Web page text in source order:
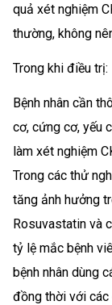
quả xét nghiệm
thường, không
Trong khi điều trị:
Bệnh nhân cần
cơ, cứng cơ, yếu
làm xét nghiệm
Trong các thử
tăng ảnh hưởng
Rosuvastatin và
tỷ lệ mắc bệnh
bệnh nhân dùng
đồng thời với